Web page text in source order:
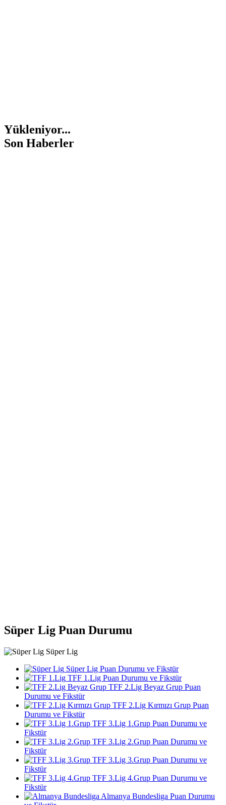
Yükleniyor...
Son Haberler
Süper Lig Puan Durumu
Süper Lig
Süper Lig Puan Durumu ve Fikstür
TFF 1.Lig Puan Durumu ve Fikstür
TFF 2.Lig Beyaz Grup Puan
Durumu ve Fikstür
TFF 2.Lig Kırmızı Grup Puan
Durumu ve Fikstür
TFF 3.Lig 1.Grup Puan Durumu ve
Fikstür
TFF 3.Lig 2.Grup Puan Durumu ve
Fikstür
TFF 3.Lig 3.Grup Puan Durumu ve
Fikstür
TFF 3.Lig 4.Grup Puan Durumu ve
Fikstür
Almanya Bundesliga Puan Durumu